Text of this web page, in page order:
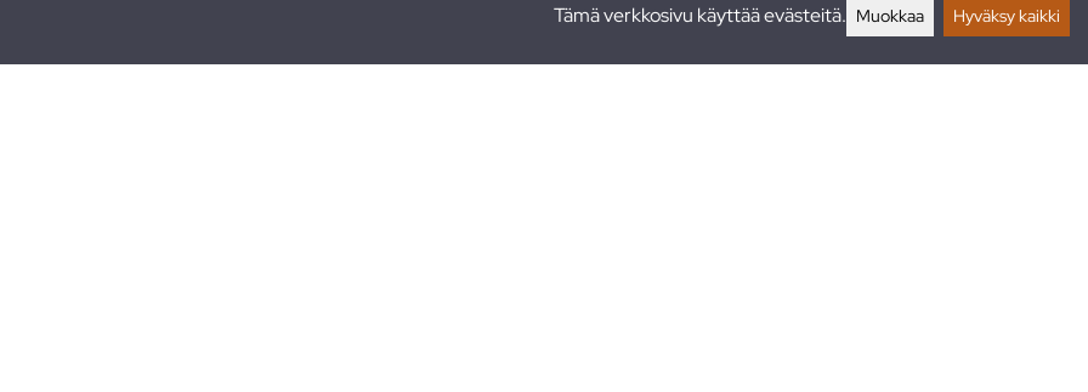
Tämä verkkosivu käyttää evästeitä. Muokkaa Hyväksy kaikki